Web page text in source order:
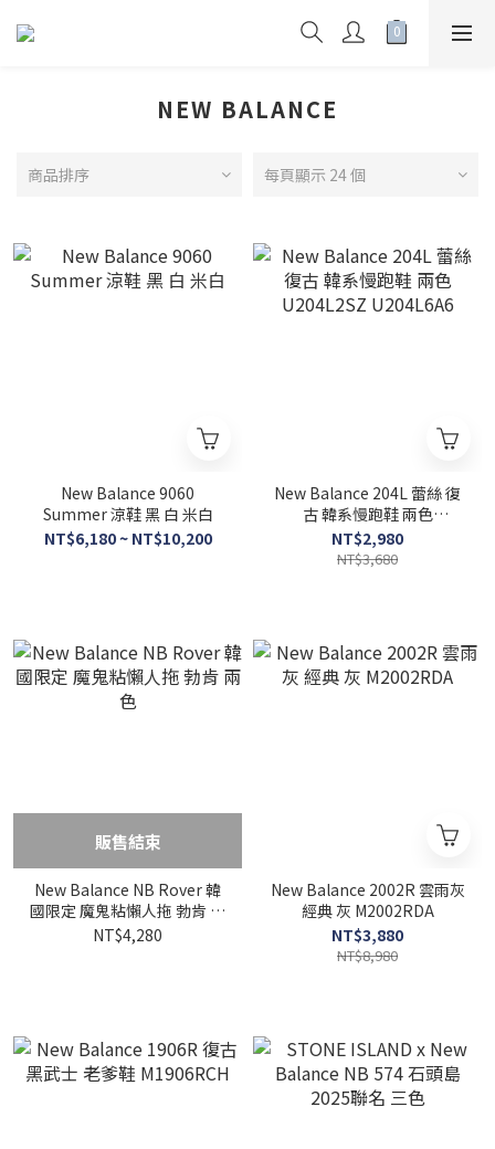
NEW BALANCE
商品排序 每頁顯示 24 個
New Balance 9060
Summer 涼鞋 黑 白 米白
NT$6,180 ~ NT$10,200
New Balance 204L 蕾絲 復
古 韓系慢跑鞋 兩色
U204L2SZ U204L6A6
NT$2,980
NT$3,680
販售結束
New Balance NB Rover 韓
國限定 魔鬼粘懶人拖 勃肯 兩
色
NT$4,280
New Balance 2002R 雲雨灰
經典 灰 M2002RDA
NT$3,880
NT$8,980